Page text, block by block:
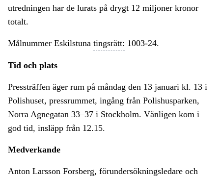
utredningen har de lurats på drygt 12 miljoner kronor
totalt.
Målnummer Eskilstuna tingsrätt: 1003-24.
Tid och plats
Pressträffen äger rum på måndag den 13 januari kl. 13 i
Polishuset, pressrummet, ingång från Polishusparken,
Norra Agnegatan 33–37 i Stockholm. Vänligen kom i
god tid, insläpp från 12.15.
Medverkande
Anton Larsson Forsberg, förundersökningsledare och